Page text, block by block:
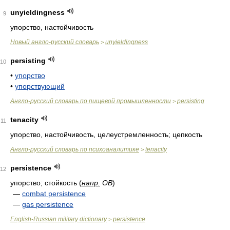
9
unyieldingness
упорство, настойчивость
Новый англо-русский словарь > unyieldingness
10
persisting
• упорство
• упорствующий
Англо-русский словарь по пищевой промышленности > persisting
11
tenacity
упорство, настойчивость, целеустремленность; цепкость
Англо-русский словарь по психоаналитике > tenacity
12
persistence
упорство; стойкость (напр. ОВ)
— combat persistence
— gas persistence
English-Russian military dictionary> persistence